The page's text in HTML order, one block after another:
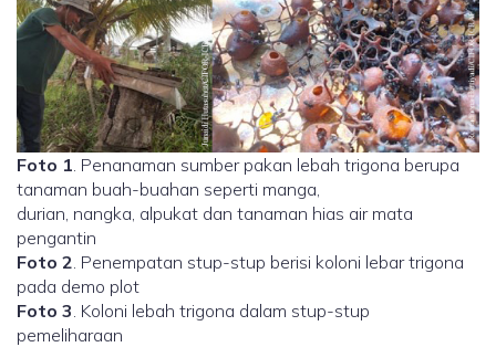
Foto 1 . Penanaman sumber pakan lebah trigona berupa
tanaman buah-buahan seperti manga,
durian, nangka, alpukat dan tanaman hias air mata
pengantin
Foto 2 . Penempatan stup-stup berisi koloni lebar trigona
pada demo plot
Foto 3 . Koloni lebah trigona dalam stup-stup
pemeliharaan